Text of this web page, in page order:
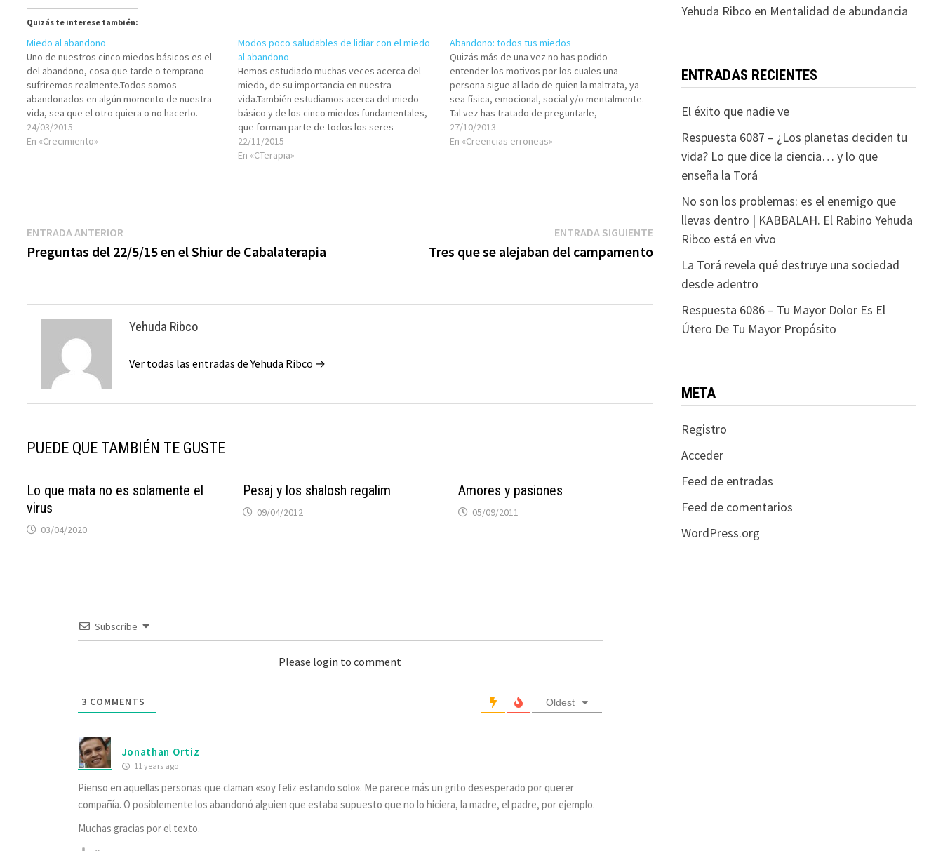
Quizás te interese también:
Miedo al abandono
Uno de nuestros cinco miedos básicos es el
del abandono, cosa que tarde o temprano
sufriremos realmente.Todos somos
abandonados en algún momento de nuestra
vida, sea que el otro quiera o no hacerlo.
Porque, somos mortales, porque somos
limitados, terminamos siendo abandonados o
24/03/2015
En «Crecimiento»
Modos poco saludables de lidiar con el miedo
al abandono
Hemos estudiado muchas veces acerca del
miedo, de su importancia en nuestra
vida.También estudiamos acerca del miedo
básico y de los cinco miedos fundamentales,
que forman parte de todos los seres
humanos.Hoy quiero detenerme brevemente
en uno de estos cinco, en el miedo al
22/11/2015
En «CTerapia»
Abandono: todos tus miedos
Quizás más de una vez no has podido
entender los motivos por los cuales una
persona sigue al lado de quien la maltrata, ya
sea física, emocional, social y/o mentalmente.
Tal vez has tratado de preguntarle,
preguntarte: ¿Por qué sigues así?, ¿para qué
sigues ahí? ¿Te convencieron sus respuestas,
27/10/2013
En «Creencias erroneas»
Navegación
de
ENTRADA ANTERIOR
anterior:
Preguntas del 22/5/15 en el Shiur de Cabalaterapia
ENTRADA SIGUIENTEEntrada
siguiente:
Tres que se alejaban del campamento
Yehuda Ribco
Ver todas las entradas de Yehuda Ribco →
PUEDE QUE TAMBIÉN TE GUSTE
Lo que mata no es solamente el
virus
03/04/2020
Pesaj y los shalosh regalim
09/04/2012
Amores y pasiones
05/09/2011
Subscribe
Please login to comment
3 COMMENTS Oldest
Jonathan Ortiz
11 years ago
Pienso en aquellas personas que claman «soy feliz estando solo». Me parece más un grito desesperado por querer
compañía. O posiblemente los abandonó alguien que estaba supuesto que no lo hiciera, la madre, el padre, por ejemplo.
Muchas gracias por el texto.
Yehuda Ribco en Mentalidad de abundancia
ENTRADAS RECIENTES
El éxito que nadie ve
Respuesta 6087 – ¿Los planetas deciden tu
vida? Lo que dice la ciencia… y lo que
enseña la Torá
No son los problemas: es el enemigo que
llevas dentro | KABBALAH. El Rabino Yehuda
Ribco está en vivo
La Torá revela qué destruye una sociedad
desde adentro
Respuesta 6086 – Tu Mayor Dolor Es El
Útero De Tu Mayor Propósito
META
Registro
Acceder
Feed de entradas
Feed de comentarios
WordPress.org